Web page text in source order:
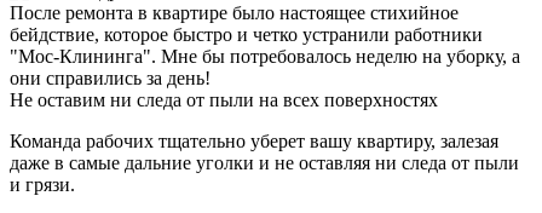
После ремонта в квартире было настоящее стихийное
бейдствие, которое быстро и четко устранили работники
"Мос-Клининга". Мне бы потребовалось неделю на уборку, а
они справились за день!
Не оставим ни следа от пыли на всех поверхностях
Команда рабочих тщательно уберет вашу квартиру, залезая
даже в самые дальние уголки и не оставляя ни следа от пыли
и грязи.